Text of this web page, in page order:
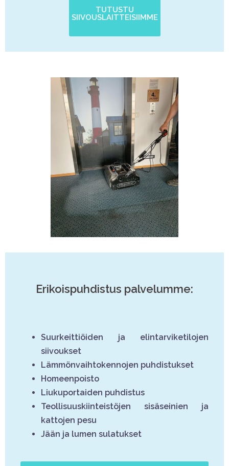
TUTUSTU
SIIVOUSLAITTEISIIMME
Erikoispuhdistus palvelumme:
Suurkeittiöiden ja elintarviketilojen
siivoukset
Lämmönvaihtokennojen puhdistukset
Homeenpoisto
Liukuportaiden puhdistus
Teollisuuskiinteistöjen sisäseinien ja
kattojen pesu
Jään ja lumen sulatukset